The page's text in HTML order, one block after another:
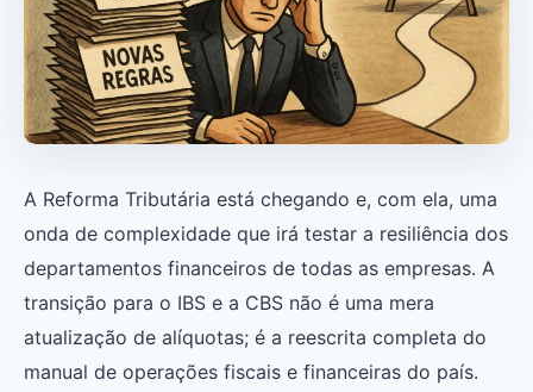
A Reforma Tributária está chegando e, com ela, uma
onda de complexidade que irá testar a resiliência dos
departamentos financeiros de todas as empresas. A
transição para o IBS e a CBS não é uma mera
atualização de alíquotas; é a reescrita completa do
manual de operações fiscais e financeiras do país.